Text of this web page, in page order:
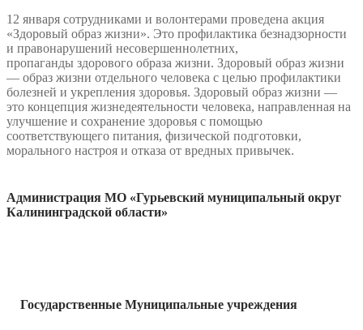
12 января сотрудниками и волонтерами проведена акция
«Здоровый образ жизни». Это профилактика безнадзорности
и правонарушений несовершеннолетних,
пропаганды здорового образа жизни. Здоровый образ жизни
— образ жизни отдельного человека с целью профилактики
болезней и укрепления здоровья. Здоровый образ жизни —
это концепция жизнедеятельности человека, направленная на
улучшение и сохранение здоровья с помощью
соответствующего питания, физической подготовки,
морального настроя и отказа от вредных привычек.
Администрация МО «Гурьевский муниципальный округ
Калининградской области»
Государственные Муниципальные учреждения